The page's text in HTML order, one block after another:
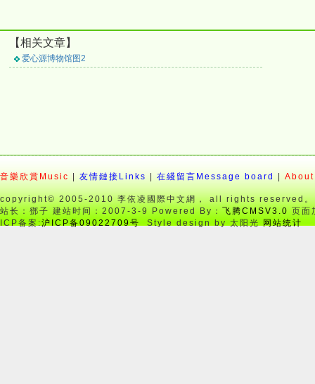
【相关文章】
爱心源博物馆图2
音樂欣賞Music 友情鏈接Links 在綫留言Message board
copyright© 2005-2010 李依凌國際中文網， all rights reserved。
站长：鄧子 建站时间：2007-3-9 Powered By：飞腾CMSV3.0页面
ICP备案:沪ICP备09022709号 Style design by 太阳光 网站统计